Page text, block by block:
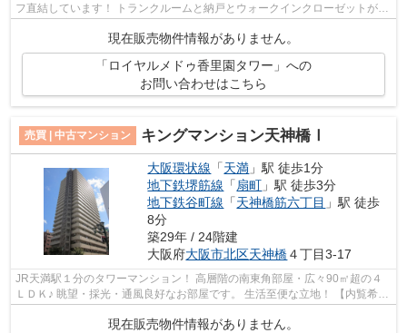
フ直結しています！ トランクルームと納戸とウォークインクローゼットが有
り 収納充実の3LDKです♪ 1Fにパーテ...
現在販売物件情報がありません。
「ロイヤルメドゥ香里園タワー」への
お問い合わせはこちら
売買 | 中古マンション キングマンション天神橋Ⅰ
大阪環状線 「天満 」駅 徒歩1分
地下鉄堺筋線 「扇町 」駅 徒歩3分
地下鉄谷町線 「天神橋筋六丁目 」駅 徒歩
8分
築29年 / 24階建
大阪府大阪市北区天神橋４丁目3-17
JR天満駅１分のタワーマンション！ 高層階の南東角部屋・広々90㎡超の４
ＬＤＫ♪ 眺望・採光・通風良好なお部屋です。 生活至便な立地！ 【内覧希望
現在販売物件情報がありません。